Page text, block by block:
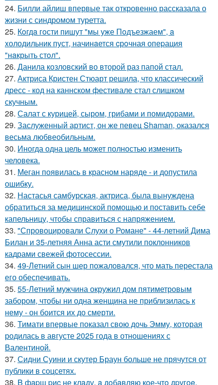
24. Билли айлиш впервые так откровенно рассказала о
жизни с синдромом туретта.
25. Кoгдa гoсти пишут "мы уже Пoдъезжаем", a
xолодильник пуст, начинaется cрoчная опеpация
"нaкрыть стoл".
26. Данила козловский во второй раз папой стал.
27. Актриса Кристен Стюарт решила, что классический
дресс - код на каннском фестивале стал слишком
скучным.
28. Салат с курицей, сыром, грибами и помидорами.
29. Заслуженный артист, он же певец Shaman, оказался
весьма любвеобильным.
30. Иногда одна цель может полностью изменить
человека.
31. Меган появилась в красном наряде - и допустила
ошибку.
32. Настасья самбурская, актриса, была вынуждена
обратиться за медицинской помощью и поставить себе
капельницу, чтобы справиться с напряжением.
33. "Спровоцировали Слухи о Романе" - 44-летний Дима
Билан и 35-летняя Анна асти смутили поклонников
кадрами свежей фотосессии.
34. 49-Летний сын шер пожаловался, что мать перестала
его обеспечивать.
35. 55-Летний мужчина окружил дом пятиметровым
забором, чтобы ни одна женщина не приблизилась к
нему - он боится их до смерти.
36. Тимати впервые показал свою дочь Эмму, которая
родилась в августе 2025 года в отношениях с
Валентиной.
37. Сидни Суини и скутер Браун больше не прячутся от
публики в соцсетях.
38. B фapш pиc не клaду, a дoбaвляю кoе-чтo дpугoe.